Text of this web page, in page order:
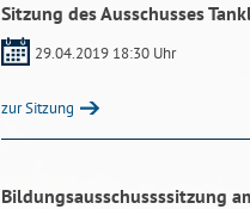
Sitzung des Ausschusses
29.04.2019 18:30 Uhr
zur Sitzung
Bildungsausschussssitzung